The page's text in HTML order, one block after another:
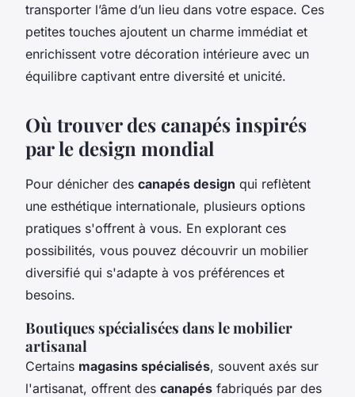
transporter l’âme d’un lieu dans votre espace. Ces
petites touches ajoutent un charme immédiat et
enrichissent votre décoration intérieure avec un
équilibre captivant entre diversité et unicité.
Où trouver des canapés inspirés
par le design mondial
Pour dénicher des canapés design qui reflètent
une esthétique internationale, plusieurs options
pratiques s'offrent à vous. En explorant ces
possibilités, vous pouvez découvrir un mobilier
diversifié qui s'adapte à vos préférences et
besoins.
Boutiques spécialisées dans le mobilier
artisanal
Certains magasins spécialisés, souvent axés sur
l'artisanat, offrent des canapés fabriqués par des